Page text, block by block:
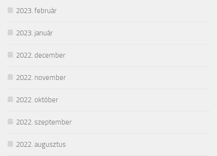
2023. február
2023. január
2022. december
2022. november
2022. október
2022. szeptember
2022. augusztus